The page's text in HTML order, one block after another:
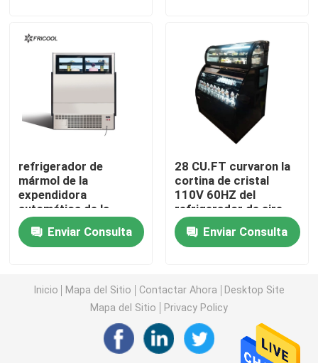
Expendidoras automáticas de cristal de la puerta
congelador de la exhibición del helado
Alcance en refrigerador
debajo del congelador de refrigerador contrario
Tabla refrigerada de la preparación
refrigerador de la exhibición de la carne
Fabricante de hielo comercial
refrigerador de
mármol de la
expendidora
automática de la
cortina de aire abierto
de la vertical del negro
530L
Enviar Consulta
28 CU.FT curvaron la
cortina de cristal
110V 60HZ del
refrigerador de aire
abierto del
refrigerador
Enviar Consulta
Inicio Mapa del Sitio Contactar Ahora
Desktop Site
Mapa del Sitio
Privacy Policy